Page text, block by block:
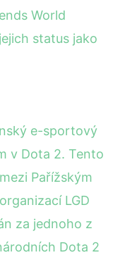
World
status jako
e-sportový
v Dota 2. Tento
Pařížským
LGD
za jednoho z
Dota 2